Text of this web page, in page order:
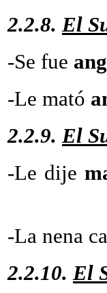
2.2.8.El
-Se fue
-Le mató
2.2.9.El
-Le dije
-La nena
2.2.10.El